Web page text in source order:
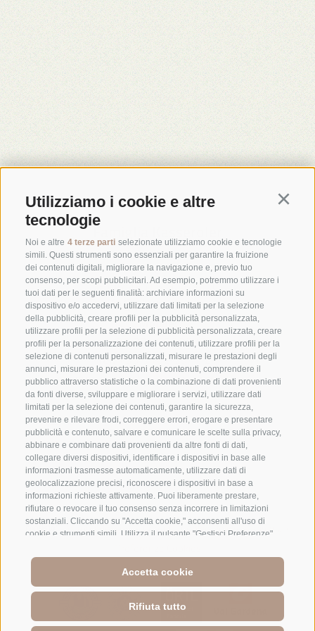
Utilizziamo i cookie e altre
tecnologie
Noi e altre 4 terze parti selezionate utilizziamo cookie e tecnologie
simili. Questi strumenti sono essenziali per garantire la fruizione
dei contenuti digitali, migliorare la navigazione e, previo tuo
consenso, per scopi pubblicitari. Ad esempio, potremmo utilizzare i
tuoi dati per le seguenti finalità: archiviare informazioni su
dispositivo e/o accedervi, utilizzare dati limitati per la selezione
della pubblicità, creare profili per la pubblicità personalizzata,
utilizzare profili per la selezione di pubblicità personalizzata, creare
profili per la personalizzazione dei contenuti, utilizzare profili per la
selezione di contenuti personalizzati, misurare le prestazioni degli
annunci, misurare le prestazioni dei contenuti, comprendere il
pubblico attraverso statistiche o la combinazione di dati provenienti
da fonti diverse, sviluppare e migliorare i servizi, utilizzare dati
limitati per la selezione dei contenuti, garantire la sicurezza,
prevenire e rilevare frodi, correggere errori, erogare e presentare
pubblicità e contenuto, salvare e comunicare le scelte sulla privacy,
abbinare e combinare dati provenienti da altre fonti di dati,
collegare diversi dispositivi, identificare i dispositivi in base alle
informazioni trasmesse automaticamente, utilizzare dati di
geolocalizzazione precisi, riconoscere i dispositivi in base a
informazioni richieste attivamente. Puoi liberamente prestare,
rifiutare o revocare il tuo consenso senza incorrere in limitazioni
sostanziali. Cliccando su "Accetta cookie," acconsenti all'uso di
cookie e strumenti simili. Utilizza il pulsante "Gestisci Preferenze"
senza cookie non strettamente necessari. Puoi modificare le tue
preferenze in qualsiasi momento cliccando sul link "Preferenze
Cookie" in fondo alla pagina o sull'icona dello scudo in basso a
sinistra. Le tue preferenze si applicheranno al solo dispositivo in
Accetta cookie
Rifiuta tutto
Rifugio Sasso Piatto
Famiglia Kasseroler
San Vigilio 18
I-39040 Siusi allo Sciliar
info@plattkofel.com
Mobile:
+39 334 9569626
Tel:+39 0462 601 721
chiama alle ore 9 -11 e alle ore 19 - 21
Mappa del sito Credits Cookie Policy • Privacy
>